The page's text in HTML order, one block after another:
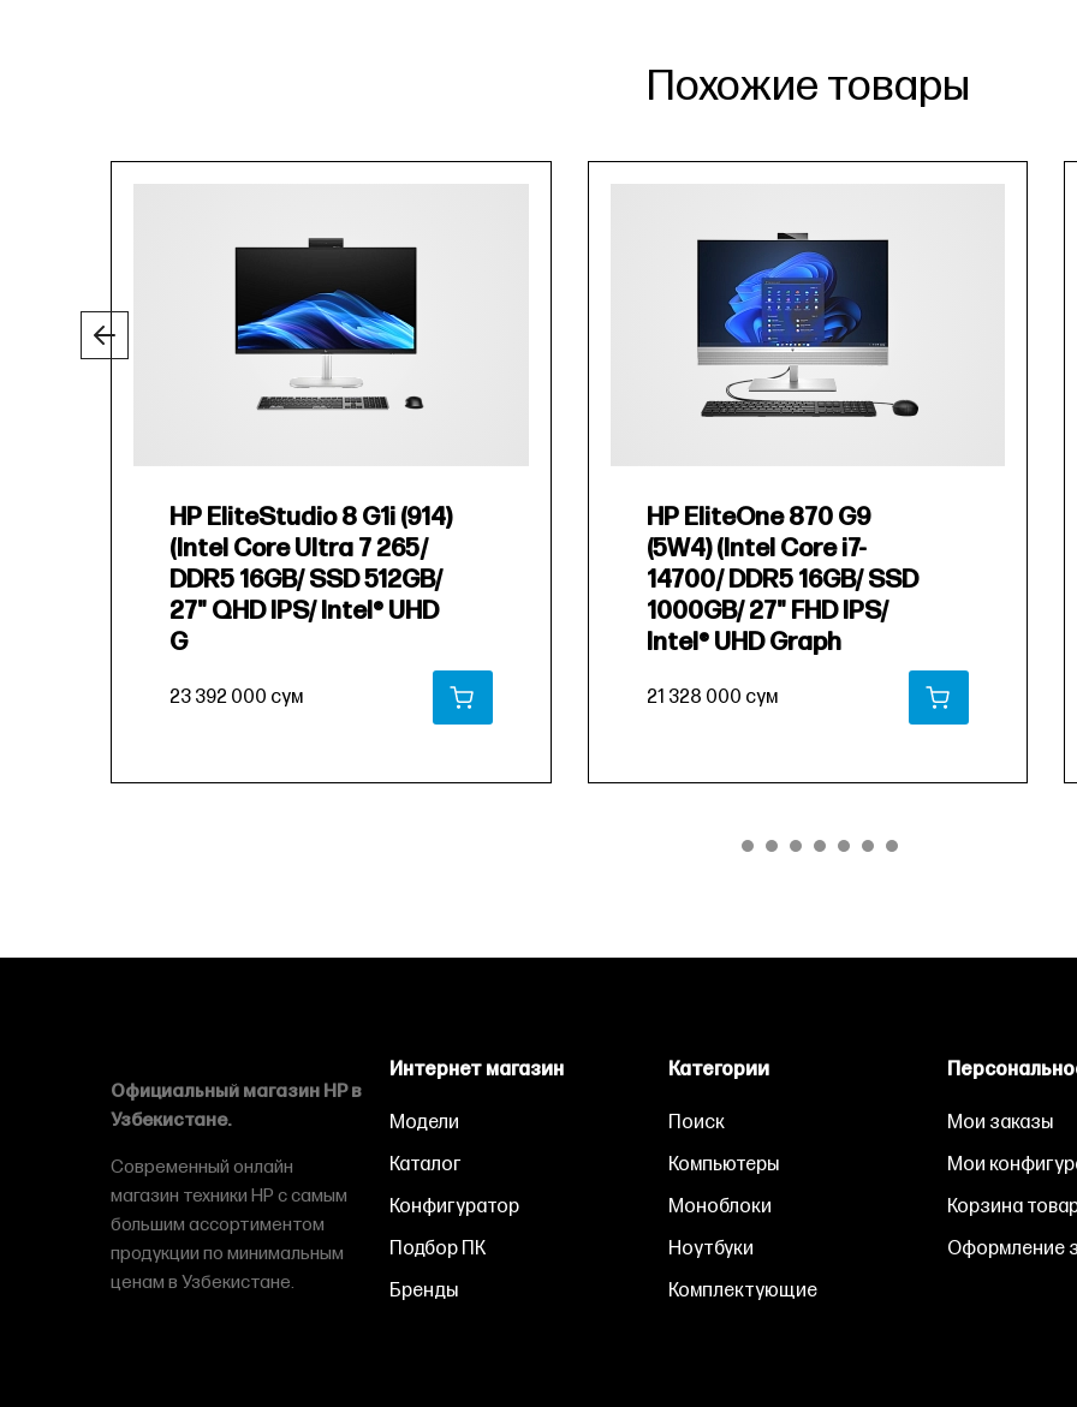
Похожие товары
HP EliteStudio 8 G1i (914)
(Intel Core Ultra 7 265/
DDR5 16GB/ SSD 512GB/
27" QHD IPS/ Intel® UHD
G
23 392 000 сум
HP EliteOne 870 G9
(5W4) (Intel Core i7-
14700/ DDR5 16GB/ SSD
1000GB/ 27" FHD IPS/
Intel® UHD Graph
21 328 000 сум
Официальный магазин HP в
Узбекистане.
Современный онлайн
магазин техники HP с самым
большим ассортиментом
продукции по минимальным
ценам в Узбекистане.
Интернет магазин
Модели
Каталог
Конфигуратор
Подбор ПК
Бренды
Категории
Поиск
Компьютеры
Моноблоки
Ноутбуки
Комплектующие
Мои заказы
Мои
Корзина
Оформление